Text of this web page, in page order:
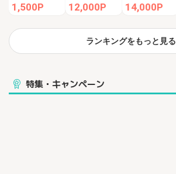
1,500P 12,000P 14,000P
ランキングをもっと見る
特集・キャンペーン